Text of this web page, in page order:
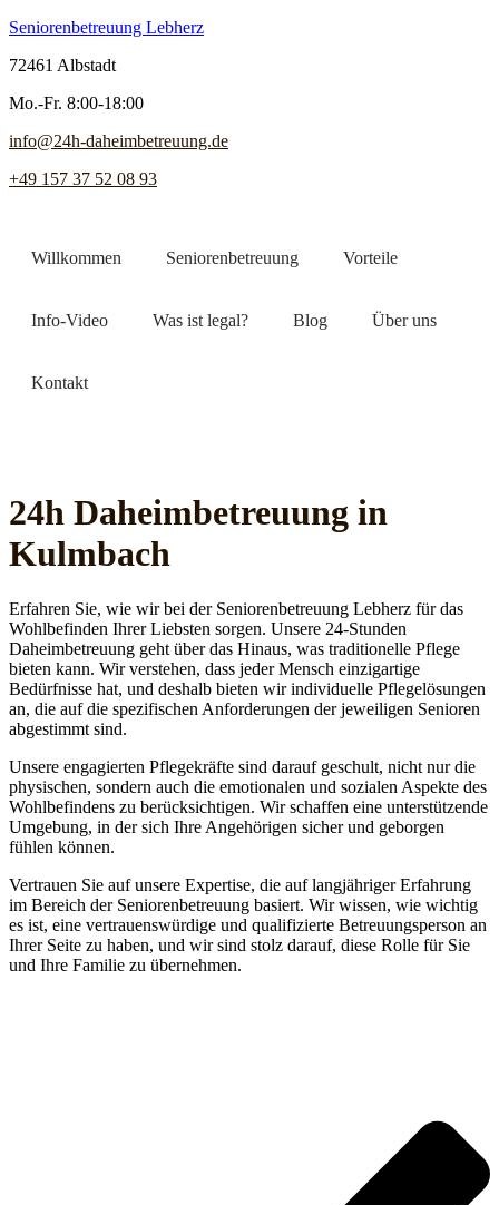
Seniorenbetreuung Lebherz
72461 Albstadt
Mo.-Fr. 8:00-18:00
info@24h-daheimbetreuung.de
+49 157 37 52 08 93
Willkommen Seniorenbetreuung Vorteile
Info-Video Was ist legal? Blog Über uns
Kontakt
24h Daheim­betreuung in
Kulmbach
Erfahren Sie, wie wir bei der Seniorenbetreuung Lebherz für das
Wohlbefinden Ihrer Liebsten sorgen. Unsere 24-Stunden
Daheimbetreuung geht über das Hinaus, was traditionelle Pflege
bieten kann. Wir verstehen, dass jeder Mensch einzigartige
Bedürfnisse hat, und deshalb bieten wir individuelle Pflegelösungen
an, die auf die spezifischen Anforderungen der jeweiligen Senioren
abgestimmt sind.
Unsere engagierten Pflegekräfte sind darauf geschult, nicht nur die
physischen, sondern auch die emotionalen und sozialen Aspekte des
Wohlbefindens zu berücksichtigen. Wir schaffen eine unterstützende
Umgebung, in der sich Ihre Angehörigen sicher und geborgen
fühlen können.
Vertrauen Sie auf unsere Expertise, die auf langjähriger Erfahrung
im Bereich der Seniorenbetreuung basiert. Wir wissen, wie wichtig
es ist, eine vertrauenswürdige und qualifizierte Betreuungsperson an
Ihrer Seite zu haben, und wir sind stolz darauf, diese Rolle für Sie
und Ihre Familie zu übernehmen.